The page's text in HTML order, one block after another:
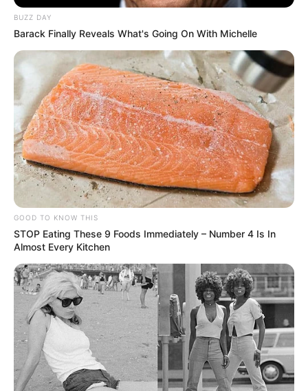
Red Wings była pośmiewiskiem całej ligi. Gdy
bogaty magnat pizzy kupił upadający klub,
wyznaczył nieortodoksyjnego dyrektora
generalnego by zbudować drużynę, która sięgnie
po mistrzostwo. Ten zdecydował się poszukać
nowych graczy u śmiertelnego wroga USA z
czasów Zimnej Wojny. "Rosyjska Piątka" to
prawdziwa historia imigrantów, którzy stali się
amerykańskimi bohaterami.
BUZZ DAY
Barack Finally Reveals What's Going On With Michelle
GOOD TO KNOW THIS
STOP Eating These 9 Foods Immediately – Number 4 Is In
Almost Every Kitchen